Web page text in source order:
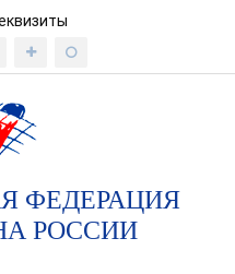
ФЕДЕРАЦИЯ
РОССИИ